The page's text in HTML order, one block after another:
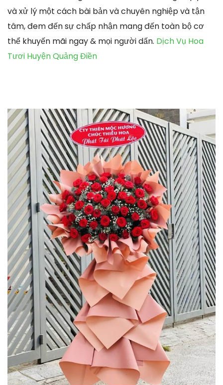
và xử lý một cách bài bản và chuyên nghiệp và tận
tâm, đem đến sự chấp nhận mang đến toàn bộ cơ
thể khuyến mãi ngay & mọi người dấn. Dịch Vụ Hoa
Tươi Huyện Quảng Điền